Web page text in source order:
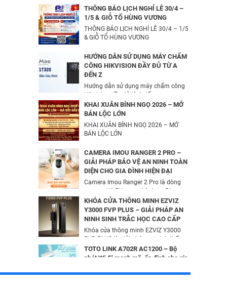
Camera IP Wifi 2MP UNIARCH UHO-
S2E Kèm Thẻ Nhớ IMOU 64GB | Xem
Từ Xa | Dễ Lắp Đặt
624,000 đ
Combo Camera IP Wifi UNIARCH
UHO-S2 2MP Kèm Thẻ Nhớ IMOU
64GB | Phù Hợp Nhà & Cửa Hàng
583,000đ
Combo Camera Wifi 2MP UNIARCH
UHO-S1 + Thẻ Nhớ IMOU 64GB |
Quan Sát 24/7 | Chính Hãng
637,000đ
3,256,000 đ
Camera IP HIKVISION DS-
2CD2T26G2-ISU/SL​
3,344,000 đ
2CD2343G2-LI2U
2,326,000đ
Camera IP AcuSense thân trụ 2MP
HIKVISION DS-2CD2026G2-IU/SL
BỘ MỞ RỘNG CÁP QUANG HDMI
KVM MT-VIKI MT-HK020
5,600,000 đ
Camera IP Wifi 2MP UNIARCH T1L-
2WT Kèm Thẻ Nhớ IMOU 64GB |
425,000
Camera IP Wifi 2MP UNIARCH UHO-
THÔNG BÁO LỊCH NGHỈ LỄ 30/4 –
1/5 & GIỖ TỔ HÙNG VƯƠNG
THÔNG BÁO LỊCH NGHỈ LỄ 30/4 – 1/5
& GIỖ TỔ HÙNG VƯƠNG
HƯỚNG DẪN SỬ DỤNG MÁY CHẤM
CÔNG HIKVISION ĐẦY ĐỦ TỪ A
ĐẾN Z
Hướng dẫn sử dụng máy chấm công
Hikvision đầy đủ từ A đến...
KHAI XUÂN BÍNH NGỌ 2026 – MỞ
BÁN LỘC LỚN
KHAI XUÂN BÍNH NGỌ 2026 – MỞ
BÁN LỘC LỚN
CAMERA IMOU RANGER 2 PRO –
GIẢI PHÁP BẢO VỆ AN NINH TOÀN
DIỆN CHO GIA ĐÌNH HIỆN ĐẠI
Camera Imou Ranger 2 Pro là dòng
camera Wi-Fi trong nhà được Phương
Dung...
KHÓA CỬA THÔNG MINH EZVIZ
Y3000 FVP PLUS – GIẢI PHÁP AN
NINH SINH TRẮC HỌC CAO CẤP
Khóa cửa thông minh EZVIZ Y3000
FVP PLUS là giải pháp an ninh thế
hệ...
TOTO LINK A702R AC1200 – Bộ
phát Wi-Fi mạnh mẽ, ổn định cho gia
Telec